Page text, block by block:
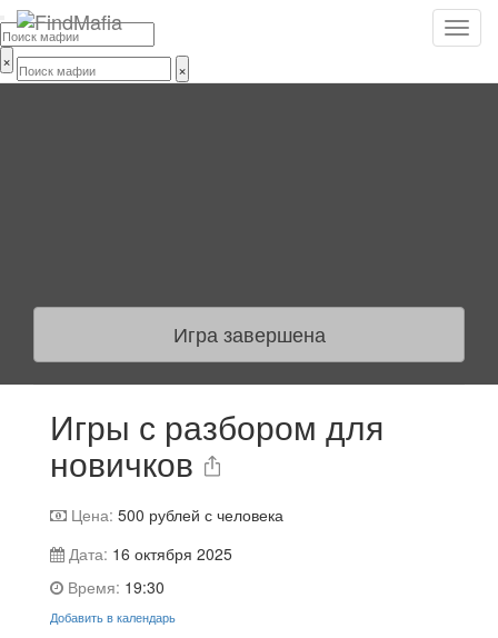
× ×
Игра завершена
Игры с разбором для
новичков
Цена: 500 рублей с человека
Дата: 16 октября 2025
Время: 19:30
Добавить в календарь